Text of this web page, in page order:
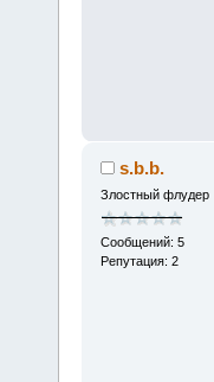
s.b.b.
Злостный флудер
Сообщений: 5
Репутация: 2